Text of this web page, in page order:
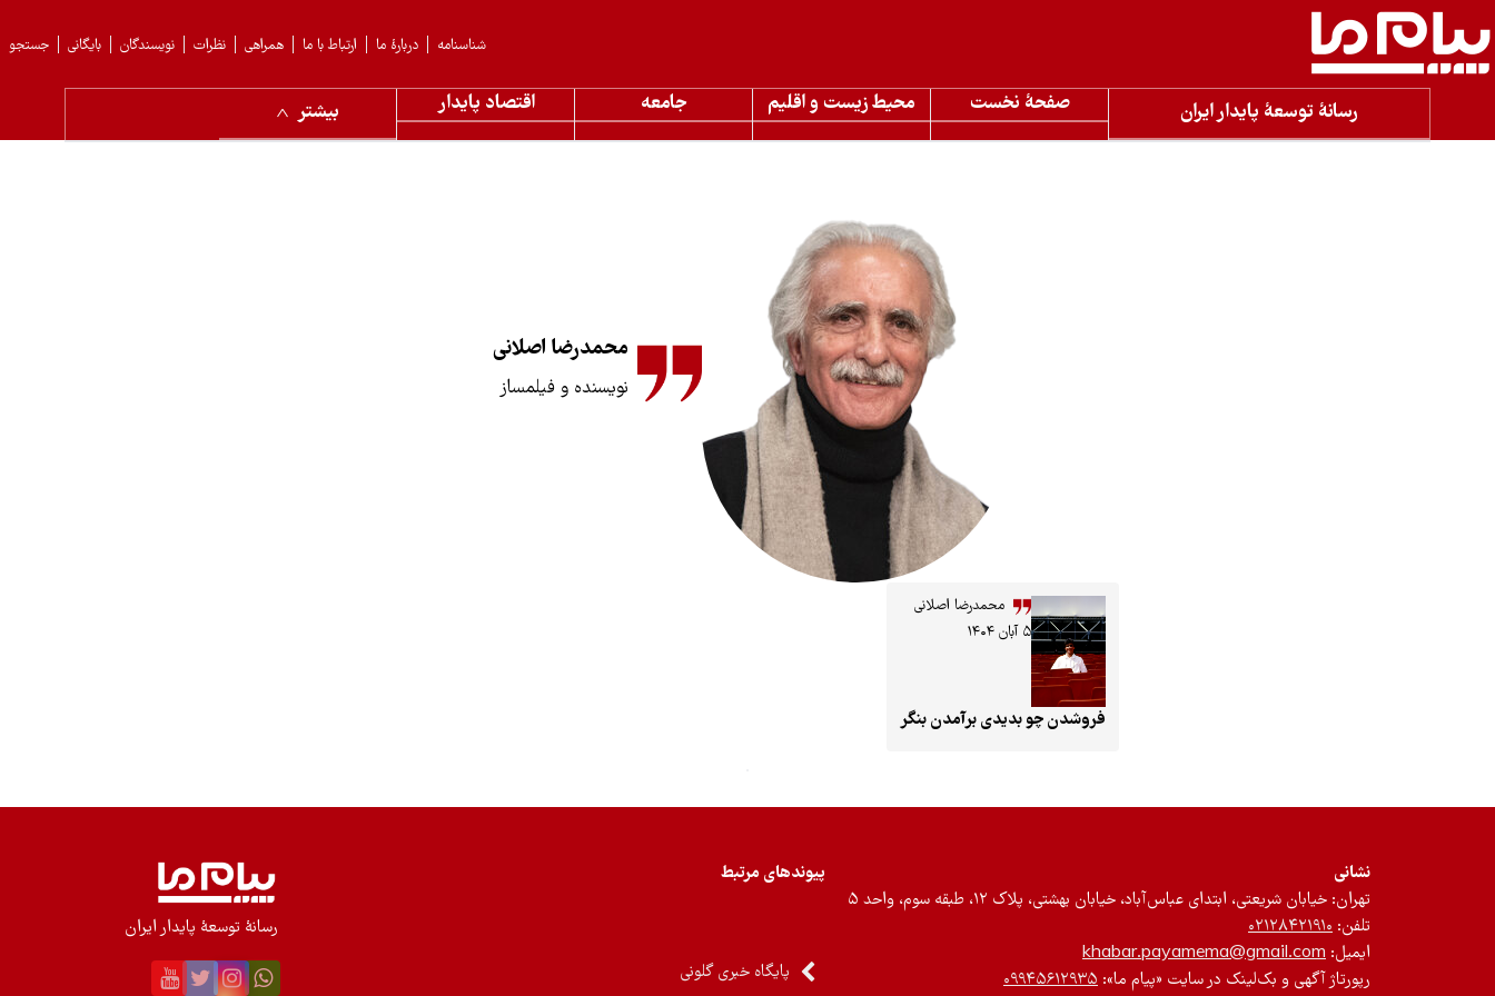
جستجو بایگانی نویسندگان نظرات همراهی ارتباط با ما دربارهٔ ما شناسنامه
رسانۀ توسعۀ پایدار ایران صفحۀ نخست محیط زیست و اقلیم جامعه اقتصاد پایدار بیشتر
محمدرضا اصلانی‌
نویسنده و فیلمساز
محمدرضا اصلانی‌
۵ آبان ۱۴۰۴
فروشدن چو بدیدی‌ برآمدن بنگر
نشانی
تهران: خیابان شریعتی، ابتدای عباس‌آباد، خیابان بهشتی، پلاک ۱۲، طبقه سوم، واحد ۵
تلفن: ۰۲۱۲۸۴۲۱۹۱۰
ایمیل: khabar.payamema@gmail.com
رپورتاژ آگهی و بک‌لینک در سایت «پیام ما»: ۰۹۹۴۵۶۱۲۹۳۵
پیوندهای مرتبط
پایگاه خبری گلونی
رسانۀ توسعۀ پایدار ایران